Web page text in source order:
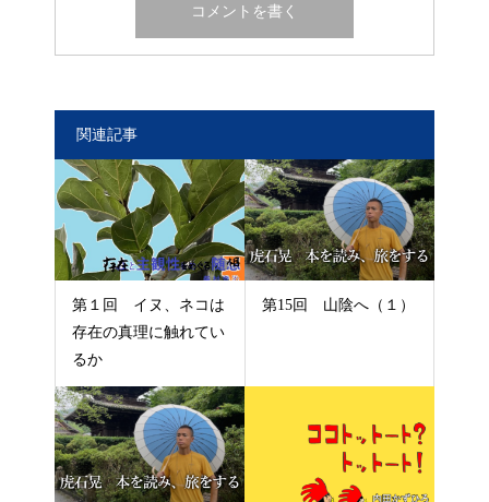
関連記事
第１回 イヌ、ネコは
存在の真理に触れてい
るか
第15回 山陰へ（１）